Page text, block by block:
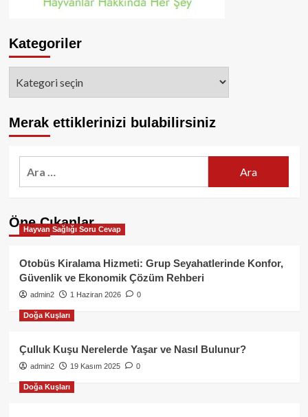
Kategoriler
Merak ettiklerinizi bulabilirsiniz
Öne Çıkanlar
Hayvan Sağlığı Soru Cevap
Otobüs Kiralama Hizmeti: Grup Seyahatlerinde Konfor,
Güvenlik ve Ekonomik Çözüm Rehberi
admin2 1 Haziran 2026 0
Doğa Kuşları
Çulluk Kuşu Nerelerde Yaşar ve Nasıl Bulunur?
admin2 19 Kasım 2025 0
Doğa Kuşları